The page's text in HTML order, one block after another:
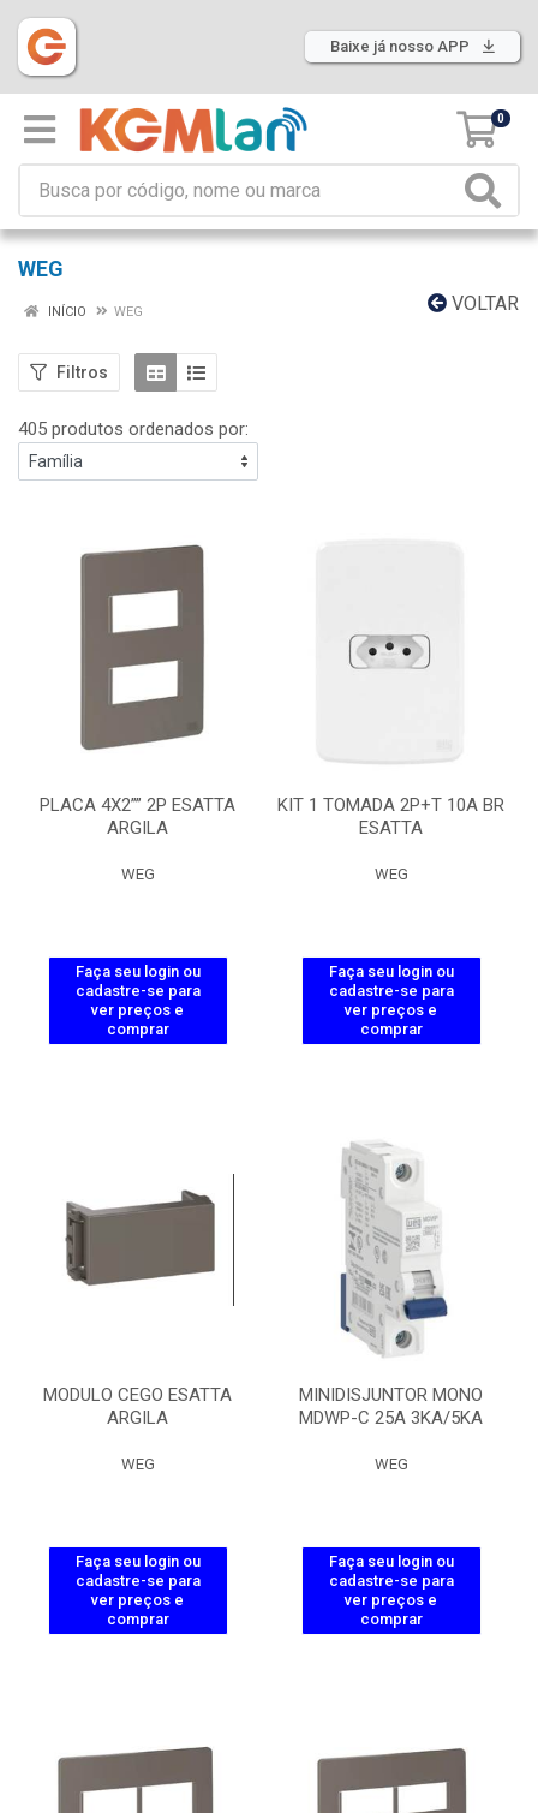
Baixe já nosso APP
0
WEG
VOLTAR
INÍCIO WEG
Filtros
405 produtos ordenados por:
PLACA 4X2”” 2P ESATTA
ARGILA
WEG
Faça seu login ou
cadastre-se para
ver preços e
comprar
KIT 1 TOMADA 2P+T 10A BR
ESATTA
WEG
Faça seu login ou
cadastre-se para
ver preços e
comprar
MODULO CEGO ESATTA
ARGILA
WEG
Faça seu login ou
cadastre-se para
ver preços e
comprar
MINIDISJUNTOR MONO
MDWP-C 25A 3KA/5KA
WEG
Faça seu login ou
cadastre-se para
ver preços e
comprar